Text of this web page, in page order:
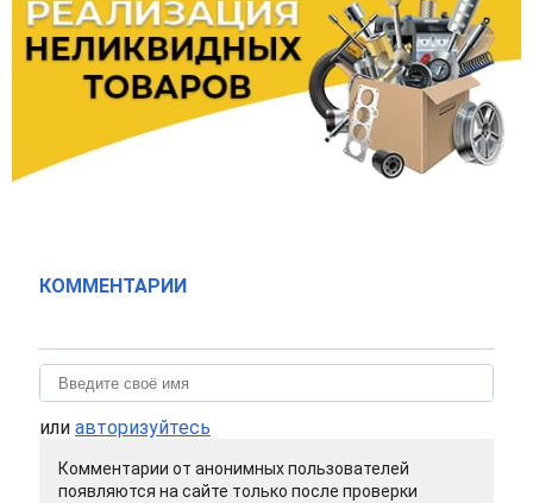
КОММЕНТАРИИ
или авторизуйтесь
Комментарии от анонимных пользователей
появляются на сайте только после проверки